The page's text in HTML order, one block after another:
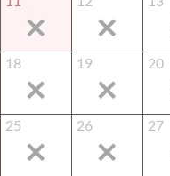
18 19 20
25 26 27